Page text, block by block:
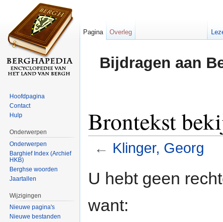
Bijdragen aan
Brontekst
← Klinger, Georg
U hebt geen
want:
Pagina Overleg
Hoofdpagina
Contact
Hulp
Onderwerpen
Onderwerpen
Barghief Index (Archief
HKB)
Berghse woorden
Jaartallen
Wijzigingen
Nieuwe pagina's
Nieuwe bestanden